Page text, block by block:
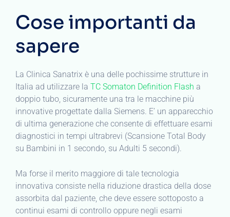
Cose importanti da
sapere
La Clinica Sanatrix è una delle pochissime strutture in
Italia ad utilizzare la TC Somaton Definition Flash a
doppio tubo, sicuramente una tra le macchine più
innovative progettate dalla Siemens. E’ un apparecchio
di ultima generazione che consente di effettuare esami
diagnostici in tempi ultrabrevi (Scansione Total Body
su Bambini in 1 secondo, su Adulti 5 secondi).
Ma forse il merito maggiore di tale tecnologia
innovativa consiste nella riduzione drastica della dose
assorbita dal paziente, che deve essere sottoposto a
continui esami di controllo oppure negli esami